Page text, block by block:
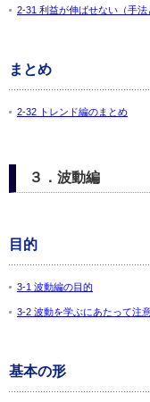
2-31 利益が伸ばせない（手法
まとめ
2-32 トレンド編のまとめ
３．波動編
目的
3-1 波動編の目的
3-2 波動を学ぶにあたって注
基本の形